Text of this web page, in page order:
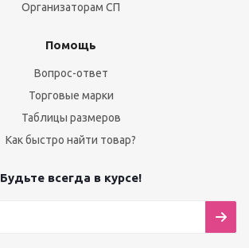
Организаторам СП
Помощь
Вопрос-ответ
Торговые марки
Таблицы размеров
Как быстро найти товар?
Будьте всегда в курсе!